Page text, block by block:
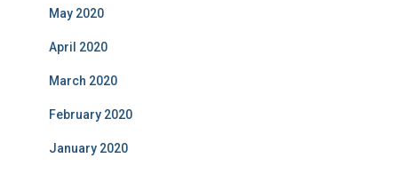
May 2020
April 2020
March 2020
February 2020
January 2020